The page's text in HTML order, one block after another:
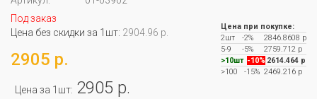
Под заказ
Цена без скидки за 1шт: 2904.96 р.
2905 р.
Цена за 1шт: 2905 р.
Цена при покупке:
2шт
-2%
2846.8608 р
5-9
-5%
2759.712 р
>10шт -10% 2614.464 р
>100
-15% 2469.216 р